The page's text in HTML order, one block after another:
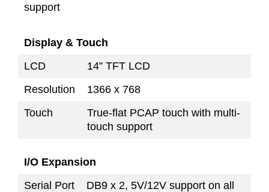
support
Display & Touch
LCD
14” TFT LCD
Resolution
1366 x 768
Touch
True-flat PCAP touch with multi-
touch support
I/O Expansion
Serial Port
DB9 x 2, 5V/12V support on all